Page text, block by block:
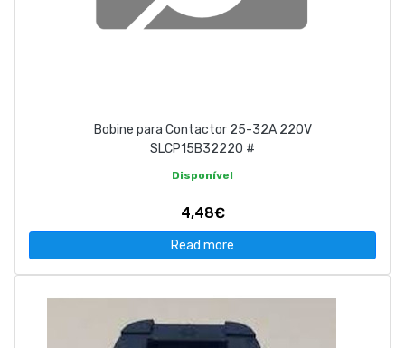
Bobine para Contactor 25-32A 220V
SLCP15B32220 #
Disponível
4,48€
Read more